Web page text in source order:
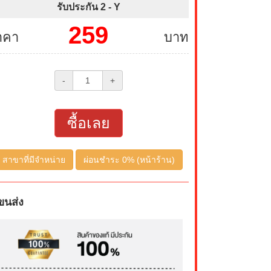
รับประกัน 2 - Y
คา บาท
259
- +
ซื้อเลย
สาขาที่มีจำหน่าย ผ่อนชำระ 0% (หน้าร้าน)
นส่ง